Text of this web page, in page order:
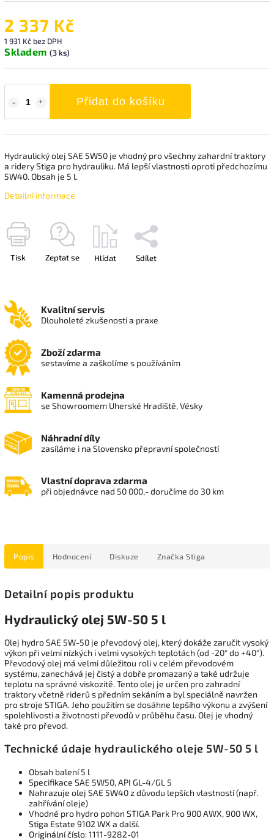
2 337 Kč
1 931 Kč bez DPH
Skladem (3 ks)
Přidat do košíku
Hydraulický olej SAE 5W50 je vhodný pro všechny zahardní traktory
a ridery Stiga pro hydrauliku. Má lepší vlastnosti oproti předchozímu
5W40. Obsah je 5 l.
Detailní informace
Tisk Zeptat se Hlídat Sdílet
Kvalitní servis
Dlouholeté zkušenosti a praxe
Zboží zdarma
sestavíme a zaškolíme s používáním
Kamenná prodejna
se Showroomem Uherské Hradiště, Vésky
Náhradní díly
zasíláme i na Slovensko přepravní společností
Vlastní doprava zdarma
při objednávce nad 50 000,- doručíme do 30 km
Popis Hodnocení Diskuze Značka Stiga
Detailní popis produktu
Hydraulický olej 5W-50 5 l
Olej hydro SAE 5W-50 je převodový olej, který dokáže zaručit vysoký
výkon při velmi nízkých i velmi vysokých teplotách (od -20° do +40°).
Převodový olej má velmi důležitou roli v celém převodovém
systému, zanechává jej čistý a dobře promazaný a také udržuje
teplotu na správné viskozitě. Tento olej je určen pro zahradní
traktory včetně riderů s předním sekáním a byl speciálně navržen
pro stroje STIGA. Jeho použitím se dosáhne lepšího výkonu a zvýšení
spolehlivosti a životnosti převodů v průběhu času. Olej je vhodný
také pro převod.
Technické údaje hydraulického oleje 5W-50 5 l
Obsah balení 5 l
Specifikace SAE 5W50, API GL-4/GL 5
Nahrazuje olej SAE 5W40 z důvodu lepších vlastností (např.
zahřívání oleje)
Vhodné pro hydro pohon STIGA Park Pro 900 AWX, 900 WX,
Stiga Estate 9102 WX a další.
Originální číslo: 1111-9282-01